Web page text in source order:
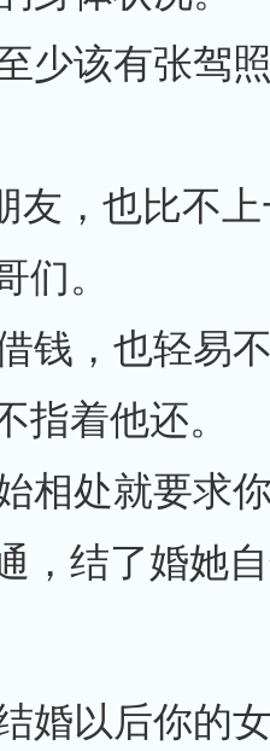
少该有张驾
友，也比不
们。
钱，也轻易
指着他还。
相处就要求
，结了婚她
婚以后你的